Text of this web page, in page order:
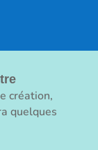
création,
quelques